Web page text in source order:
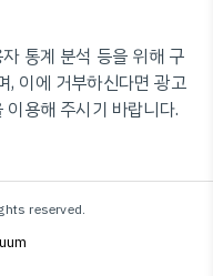
통계 분석 등을 위해 구
, 이에 거부하신다면 광고
용해 주시기 바랍니다.
reserved.